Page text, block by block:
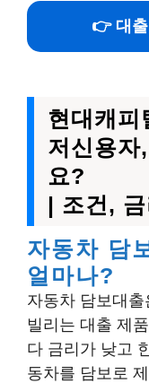
👉 대출
현대캐피
저신용자
요?
| 조건,
자동차 담
얼마나?
자동차 담보대
빌리는 대출 제
다 금리가 낮고
동차를 담보로